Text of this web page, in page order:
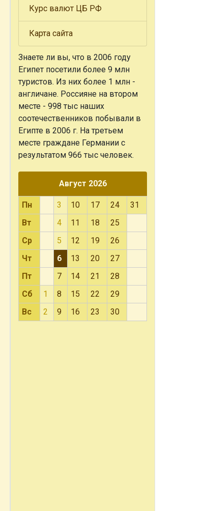
Курс валют ЦБ РФ
Карта сайта
Знаете ли вы, что в 2006 году
Египет посетили более 9 млн
туристов. Из них более 1 млн -
англичане. Россияне на втором
месте - 998 тыс наших
соотечественников побывали в
Египте в 2006 г. На третьем
месте граждане Германии с
результатом 966 тыс человек.
Август 2026
Пн 3 10 17 24
31
Вт
4 11 18
25
Ср
5 12 19
26
Чт
6 13 20
27
Пт
7 14 21
28
Сб
1 8 15 22
29
Вс
2 9 16 23 30